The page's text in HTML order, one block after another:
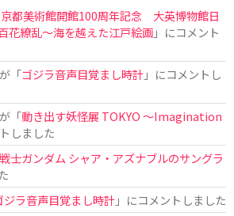
都美術館開館100周年記念 大英博物館日
繚乱～海を越えた江戸絵画」にコメント
「ゴジラ音声目覚まし時計」にコメントし
「動き出す妖怪展 TOKYO 〜Imagination
しました
士ガンダム シャア・アズナブルのサングラ
ジラ音声目覚まし時計」にコメントしました